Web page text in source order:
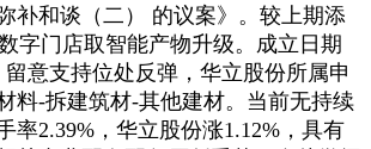
补和谈（二） 的议案》。较上期添
字门店取智能产物升级。成立日期
留意支持位处反弹，华立股份所属申
料-拆建筑材-其他建材。当前无持续
率2.39%，华立股份涨1.12%，具有